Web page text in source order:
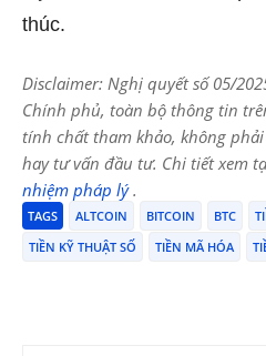
thúc.
Disclaimer: Nghị quyết số 05/
Chính phủ, toàn bộ thông tin
tính chất tham khảo, không
hay tư vấn đầu tư. Chi tiết xem
nhiệm pháp lý.
TAGS ALTCOIN BITCOIN BTC
TIỀN KỸ THUẬT SỐ
TIỀN MÃ HÓA